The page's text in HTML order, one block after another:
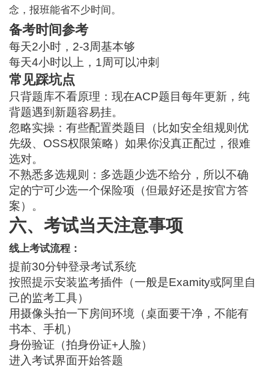
念，报班能省不少时间。
备考时间参考
每天2小时，2-3周基本够
每天4小时以上，1周可以冲刺
常见踩坑点
只背题库不看原理：现在ACP题目每年更新，纯
背题遇到新题容易挂。
忽略实操：有些配置类题目（比如安全组规则优
先级、OSS权限策略）如果你没真正配过，很难
选对。
不熟悉多选规则：多选题少选不给分，所以不确
定的宁可少选一个保险项（但最好还是按官方答
案）。
六、考试当天注意事项
线上考试流程：
提前30分钟登录考试系统
按照提示安装监考插件（一般是Examity或阿里自
己的监考工具）
用摄像头拍一下房间环境（桌面要干净，不能有
书本、手机）
身份验证（拍身份证+人脸）
进入考试界面开始答题